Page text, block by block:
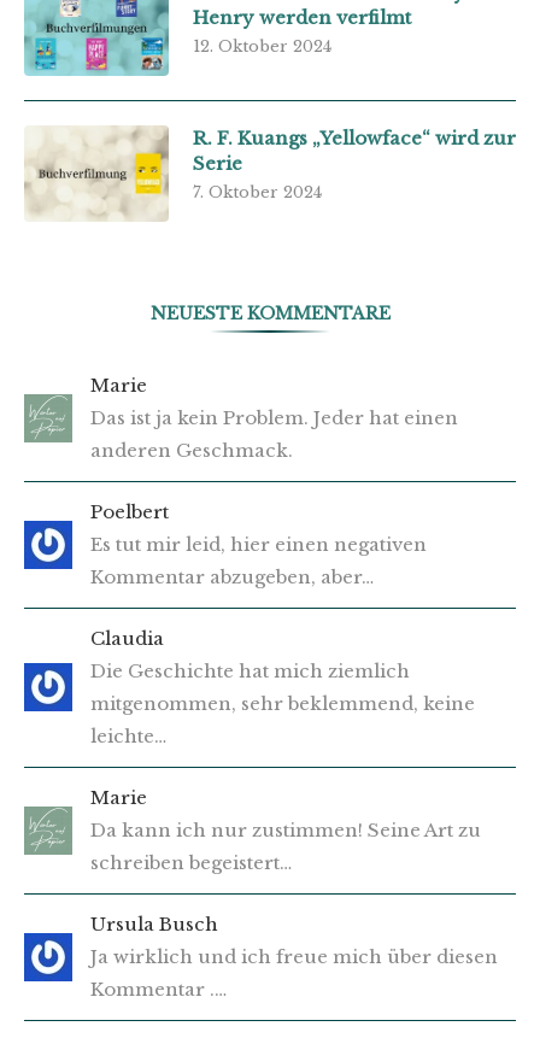
Henry werden verfilmt
12. Oktober 2024
R. F. Kuangs „Yellowface“ wird zur
Serie
7. Oktober 2024
NEUESTE KOMMENTARE
Marie
Das ist ja kein Problem. Jeder hat einen
anderen Geschmack.
Poelbert
Es tut mir leid, hier einen negativen
Kommentar abzugeben, aber…
Claudia
Die Geschichte hat mich ziemlich
mitgenommen, sehr beklemmend, keine
leichte…
Marie
Da kann ich nur zustimmen! Seine Art zu
schreiben begeistert…
Ursula Busch
Ja wirklich und ich freue mich über diesen
Kommentar .…